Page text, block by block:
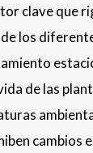
clave que
los
de las
cambios